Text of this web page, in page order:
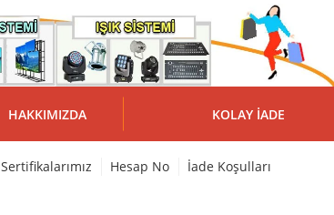
HAKKIMIZDA KOLAY İADE
Sertifikalarımız Hesap No İade Koşulları